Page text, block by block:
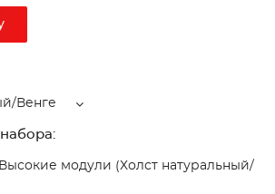
Венге
модули (Холст натуральный/